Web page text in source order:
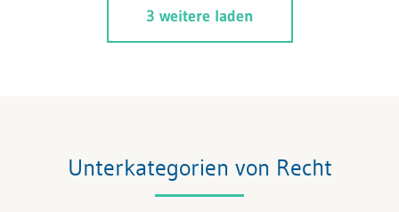
3 weitere laden
Unterkategorien von Recht